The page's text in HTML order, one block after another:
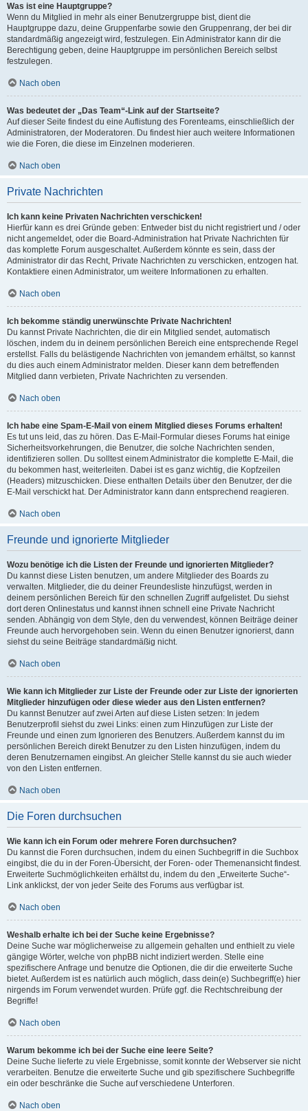
Was ist eine Hauptgruppe?
Wenn du Mitglied in mehr als einer Benutzergruppe bist, dient die
Hauptgruppe dazu, deine Gruppenfarbe sowie den Gruppenrang, der bei dir
standardmäßig angezeigt wird, festzulegen. Ein Administrator kann dir die
Berechtigung geben, deine Hauptgruppe im persönlichen Bereich selbst
festzulegen.
Nach oben
Was bedeutet der „Das Team“-Link auf der Startseite?
Auf dieser Seite findest du eine Auflistung des Forenteams, einschließlich der
Administratoren, der Moderatoren. Du findest hier auch weitere Informationen
wie die Foren, die diese im Einzelnen moderieren.
Nach oben
Private Nachrichten
Ich kann keine Privaten Nachrichten verschicken!
Hierfür kann es drei Gründe geben: Entweder bist du nicht registriert und / oder
nicht angemeldet, oder die Board-Administration hat Private Nachrichten für
das komplette Forum ausgeschaltet. Außerdem könnte es sein, dass der
Administrator dir das Recht, Private Nachrichten zu verschicken, entzogen hat.
Kontaktiere einen Administrator, um weitere Informationen zu erhalten.
Nach oben
Ich bekomme ständig unerwünschte Private Nachrichten!
Du kannst Private Nachrichten, die dir ein Mitglied sendet, automatisch
löschen, indem du in deinem persönlichen Bereich eine entsprechende Regel
erstellst. Falls du belästigende Nachrichten von jemandem erhältst, so kannst
du dies auch einem Administrator melden. Dieser kann dem betreffenden
Mitglied dann verbieten, Private Nachrichten zu versenden.
Nach oben
Ich habe eine Spam-E-Mail von einem Mitglied dieses Forums erhalten!
Es tut uns leid, das zu hören. Das E-Mail-Formular dieses Forums hat einige
Sicherheitsvorkehrungen, die Benutzer, die solche Nachrichten senden,
identifizieren sollen. Du solltest einem Administrator die komplette E-Mail, die
du bekommen hast, weiterleiten. Dabei ist es ganz wichtig, die Kopfzeilen
(Headers) mitzuschicken. Diese enthalten Details über den Benutzer, der die
E-Mail verschickt hat. Der Administrator kann dann entsprechend reagieren.
Nach oben
Freunde und ignorierte Mitglieder
Wozu benötige ich die Listen der Freunde und ignorierten Mitglieder?
Du kannst diese Listen benutzen, um andere Mitglieder des Boards zu
verwalten. Mitglieder, die du deiner Freundesliste hinzufügst, werden in
deinem persönlichen Bereich für den schnellen Zugriff aufgelistet. Du siehst
dort deren Onlinestatus und kannst ihnen schnell eine Private Nachricht
senden. Abhängig von dem Style, den du verwendest, können Beiträge deiner
Freunde auch hervorgehoben sein. Wenn du einen Benutzer ignorierst, dann
siehst du seine Beiträge standardmäßig nicht.
Nach oben
Wie kann ich Mitglieder zur Liste der Freunde oder zur Liste der ignorierten
Mitglieder hinzufügen oder diese wieder aus den Listen entfernen?
Du kannst Benutzer auf zwei Arten auf diese Listen setzen: In jedem
Benutzerprofil siehst du zwei Links: einen zum Hinzufügen zur Liste der
Freunde und einen zum Ignorieren des Benutzers. Außerdem kannst du im
persönlichen Bereich direkt Benutzer zu den Listen hinzufügen, indem du
deren Benutzernamen eingibst. An gleicher Stelle kannst du sie auch wieder
von den Listen entfernen.
Nach oben
Die Foren durchsuchen
Wie kann ich ein Forum oder mehrere Foren durchsuchen?
Du kannst die Foren durchsuchen, indem du einen Suchbegriff in die Suchbox
eingibst, die du in der Foren-Übersicht, der Foren- oder Themenansicht findest.
Erweiterte Suchmöglichkeiten erhältst du, indem du den „Erweiterte Suche“-
Link anklickst, der von jeder Seite des Forums aus verfügbar ist.
Nach oben
Weshalb erhalte ich bei der Suche keine Ergebnisse?
Deine Suche war möglicherweise zu allgemein gehalten und enthielt zu viele
gängige Wörter, welche von phpBB nicht indiziert werden. Stelle eine
spezifischere Anfrage und benutze die Optionen, die dir die erweiterte Suche
bietet. Außerdem ist es natürlich auch möglich, dass dein(e) Suchbegriff(e) hier
nirgends im Forum verwendet wurden. Prüfe ggf. die Rechtschreibung der
Begriffe!
Nach oben
Warum bekomme ich bei der Suche eine leere Seite?
Deine Suche lieferte zu viele Ergebnisse, somit konnte der Webserver sie nicht
verarbeiten. Benutze die erweiterte Suche und gib spezifischere Suchbegriffe
ein oder beschränke die Suche auf verschiedene Unterforen.
Nach oben